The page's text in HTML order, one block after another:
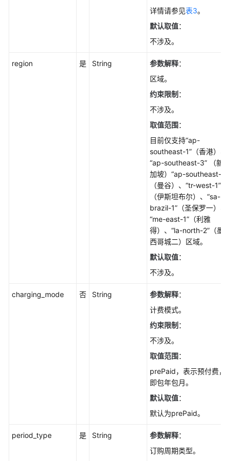
支
详情请参见表3。
默认取值：
不涉及。
region 是 String 参数解释：
区域。
约束限制 ：
不涉及。
取值范围：
目前仅支持“ap-
southeast-1”（香港）、
“ap-southeast-3” （新
加坡）“ap-southeast-2”
（曼谷）、“tr-west-1”
（伊斯坦布尔）、“sa-
brazil-1”（圣保罗一）、
“me-east-1”（利雅
得）、“la-north-2”（墨
西哥城二）区域。
默认取值：
不涉及。
charging_mode 否 String 参数解释：
计费模式。
约束限制 ：
不涉及。
取值范围：
prePaid，表示预付费，
即包年包月。
默认取值：
默认为prePaid。
period_type 是 String 参数解释：
订购周期类型。